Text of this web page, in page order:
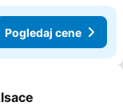
Pogledaj cene